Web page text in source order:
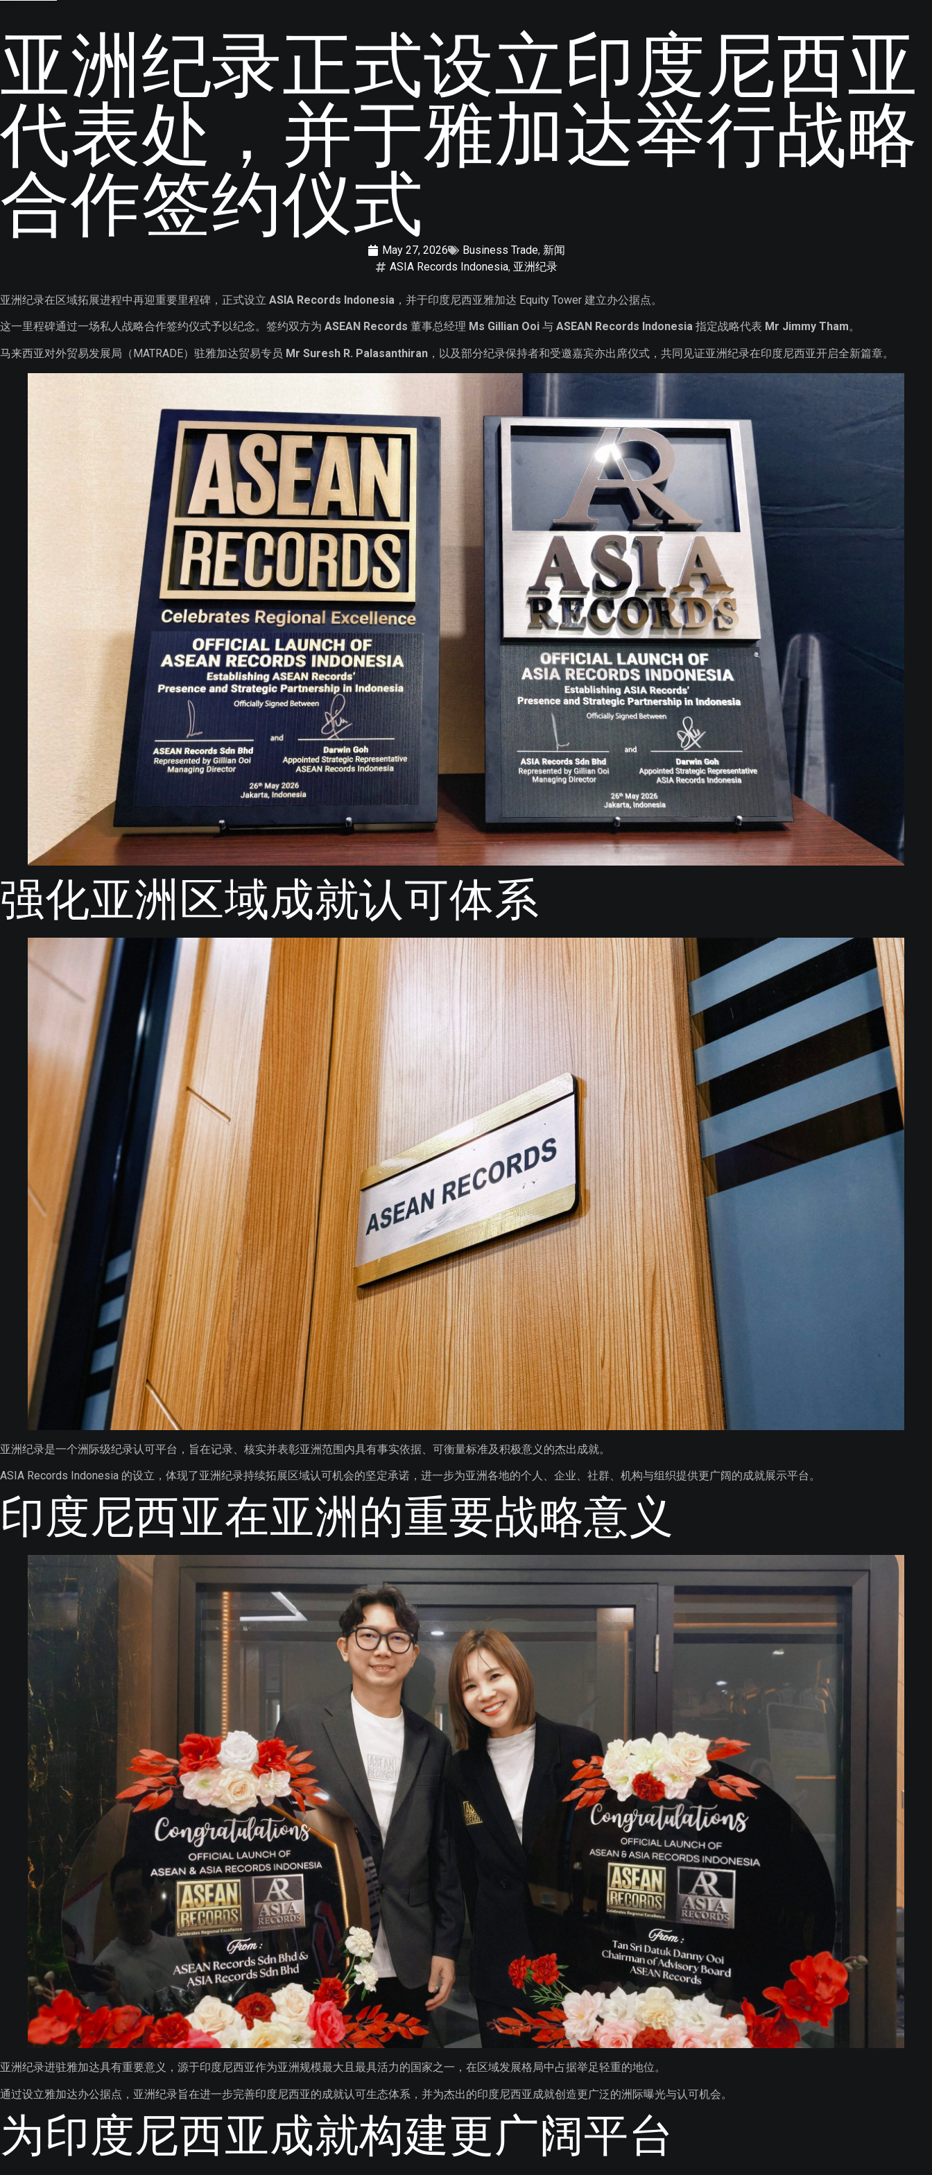
亚洲纪录正式设立印度尼西亚
代表处，并于雅加达举行战略
合作签约仪式
May 27, 2026 Business Trade, 新闻
ASIA Records Indonesia, 亚洲纪录
亚洲纪录在区域拓展进程中再迎重要里程碑，正式设立 ASIA Records Indonesia ，并于印度尼西亚雅加达 Equity Tower 建立办公据点。
这一里程碑通过一场私人战略合作签约仪式予以纪念。签约双方为 ASEAN Records 董事总经理 Ms Gillian Ooi 与 ASEAN Records Indonesia 指定战略代表 Mr Jimmy Tham。
马来西亚对外贸易发展局（MATRADE）驻雅加达贸易专员 Mr Suresh R. Palasanthiran ，以及部分纪录保持者和受邀嘉宾亦出席仪式，共同见证亚洲纪录在印度尼西亚开启全新篇章。
强化亚洲区域成就认可体系
亚洲纪录是一个洲际级纪录认可平台，旨在记录、核实并表彰亚洲范围内具有事实依据、可衡量标准及积极意义的杰出成就。
ASIA Records Indonesia 的设立，体现了亚洲纪录持续拓展区域认可机会的坚定承诺，进一步为亚洲各地的个人、企业、社群、机构与组织提供更广阔的成就展示平台。
印度尼西亚在亚洲的重要战略意义
亚洲纪录进驻雅加达具有重要意义，源于印度尼西亚作为亚洲规模最大且最具活力的国家之一，在区域发展格局中占据举足轻重的地位。
通过设立雅加达办公据点，亚洲纪录旨在进一步完善印度尼西亚的成就认可生态体系，并为杰出的印度尼西亚成就创造更广泛的洲际曝光与认可机会。
为印度尼西亚成就构建更广阔平台